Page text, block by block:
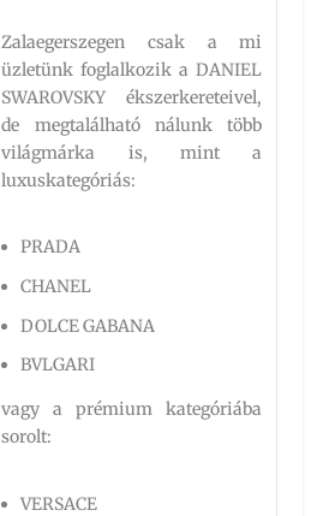
Zalaegerszegen csak a mi
üzletünk foglalkozik a DANIEL
SWAROVSKY ékszerkereteivel,
de megtalálható nálunk több
világmárka is, mint a
luxuskategóriás:
PRADA
CHANEL
DOLCE GABANA
BVLGARI
vagy a prémium kategóriába
sorolt:
VERSACE